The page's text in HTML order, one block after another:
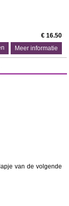
€ 16.50
Meer informatie
van de volgende